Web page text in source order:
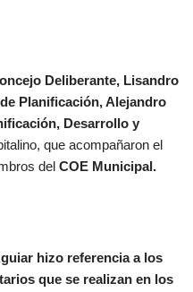
Deliberante, Lisandro
Planificación, Alejandro
Desarrollo y
que acompañaron el
del COE Municipal.
hizo referencia a los
que se realizan en los